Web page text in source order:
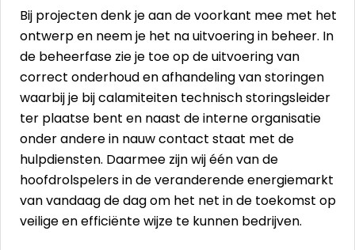
Bij projecten denk je aan de voorkant mee met het
ontwerp en neem je het na uitvoering in beheer. In
de beheerfase zie je toe op de uitvoering van
correct onderhoud en afhandeling van storingen
waarbij je bij calamiteiten technisch storingsleider
ter plaatse bent en naast de interne organisatie
onder andere in nauw contact staat met de
hulpdiensten. Daarmee zijn wij één van de
hoofdrolspelers in de veranderende energiemarkt
van vandaag de dag om het net in de toekomst op
veilige en efficiënte wijze te kunnen bedrijven.